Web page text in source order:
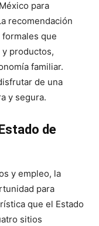
para
recomendación
que
productos,
familiar.
de una
y segura.
de
y empleo, la
para
que el Estado
sitios